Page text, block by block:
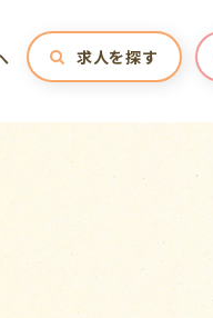
求人を探す